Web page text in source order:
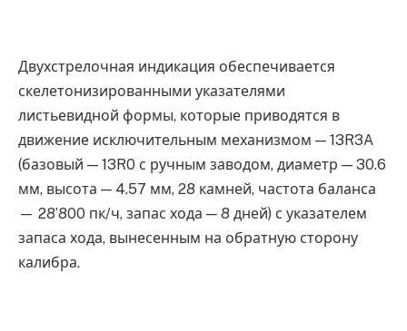
Двухстрелочная индикация обеспечивается
скелетонизированными указателями
листьевидной формы, которые приводятся в
движение исключительным механизмом — 13R3A
(базовый — 13R0 с ручным заводом, диаметр — 30.6
мм, высота — 4.57 мм, 28 камней, частота баланса
— 28’800 пк/ч, запас хода — 8 дней) с указателем
запаса хода, вынесенным на обратную сторону
калибра.